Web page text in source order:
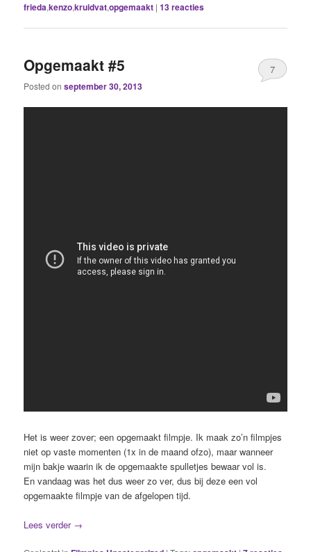
frieda,kenzo,kruidvat,opgemaakt |13reacties
Opgemaakt #5
Posted onseptember 30, 2013
7
Het is weer zover; een opgemaakt filmpje. Ik maak zo’n filmpjes
niet op vaste momenten (1x in de maand ofzo), maar wanneer
mijn bakje waarin ik de opgemaakte spulletjes bewaar vol is.
En vandaag was het dus weer zo ver, dus bij deze een vol
opgemaakte filmpje van de afgelopen tijd.
Lees verder →